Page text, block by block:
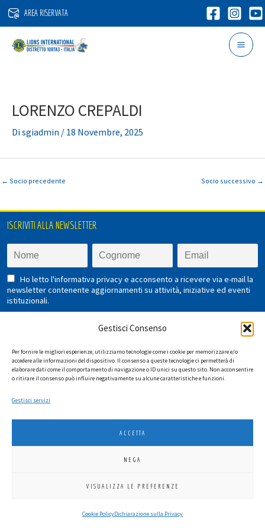
Gestisci Consenso
Per fornire le migliori esperienze, utilizziamo tecnologie come i cookie per memorizzare e/o
accedere alle informazioni del dispositivo. Il consenso a queste tecnologie ci permetterà di
elaborare dati come il comportamento di navigazione o ID unici su questo sito. Non acconsentire
o ritirare il consenso può influire negativamente su alcune caratteristiche e funzioni.
Gestisci servizi
ACCETTA
NEGA
VISUALIZZA LE PREFERENZE
Cookie PolicyDichiarazione sulla Privacy
Vai
contenuto
AREA RISERVATA
LORENZO CREPALDI
Disgiadmin / 18 Novembre, 2025
← Socio precedente Socio successivo →
ISCRIVITI ALLA NEWSLETTER
Ho letto l'informativa privacy e acconsento a ricevere via e-mail la
newsletter contenente aggiornamenti su attività, iniziative ed eventi
istituzionali.
2026SGI LAB SRL